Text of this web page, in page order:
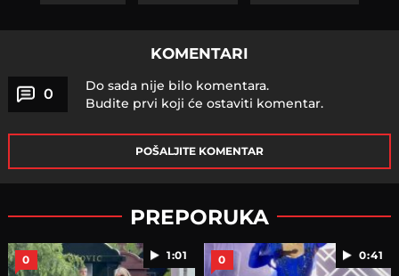
KOMENTARI
0
Do sada nije bilo komentara.
Budite prvi koji će ostaviti komentar.
POŠALJITE KOMENTAR
PREPORUKA
1:01
0 0:41
0